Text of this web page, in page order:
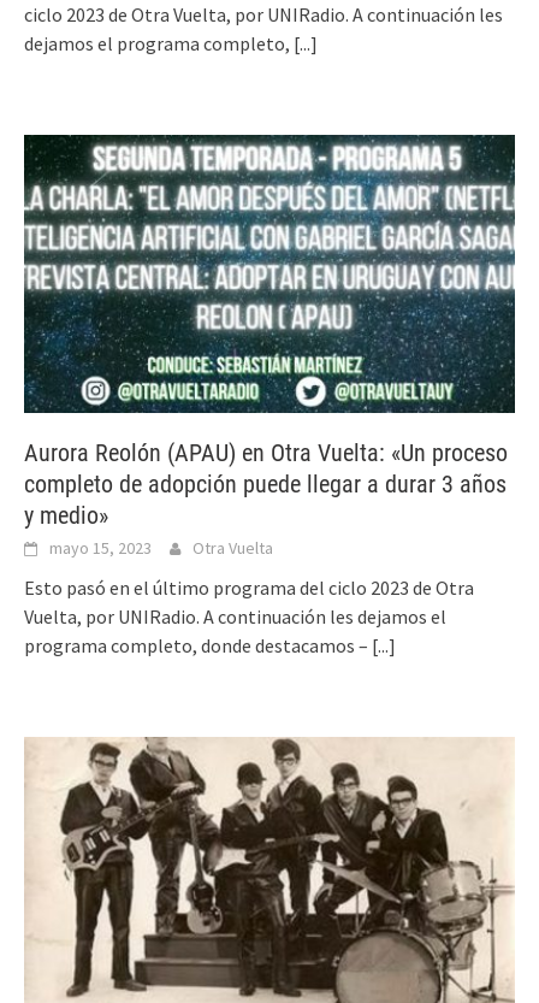
ciclo 2023 de Otra Vuelta, por UNIRadio. A continuación les
dejamos el programa completo, [...]
Aurora Reolón (APAU) en Otra Vuelta: «Un proceso
completo de adopción puede llegar a durar 3 años
y medio»
mayo 15, 2023 Otra Vuelta
Esto pasó en el último programa del ciclo 2023 de Otra
Vuelta, por UNIRadio. A continuación les dejamos el
programa completo, donde destacamos – [...]